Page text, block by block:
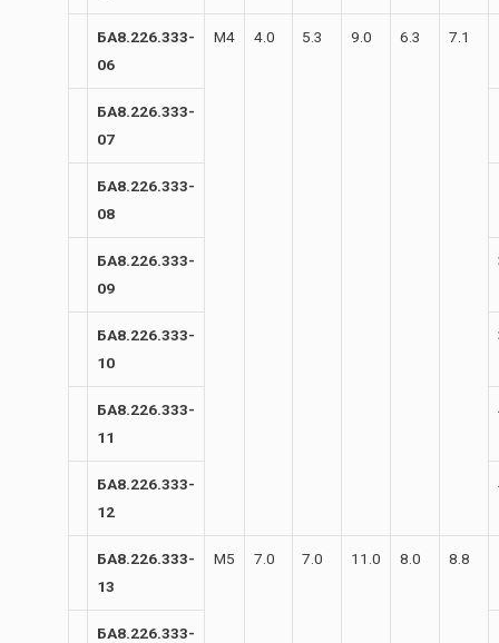
БА8.226.333-
06
М4 4.0 5.3 9.0 6.3 7.1
БА8.226.333-
07
БА8.226.333-
08
БА8.226.333-
09
БА8.226.333-
10
БА8.226.333-
11
БА8.226.333-
12
БА8.226.333-
13
М5 7.0 7.0 11.0 8.0 8.8
БА8.226.333-